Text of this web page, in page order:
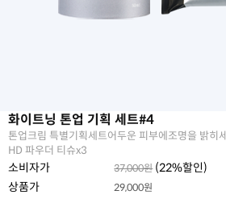
화이트닝 톤업 기획 세트#4
톤업크림 특별기획세트어두운 피부에조명을 밝히
HD 파우더 티슈x3
소비자가 37,000원 (22%할인)
상품가
29,000원